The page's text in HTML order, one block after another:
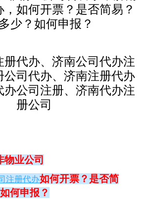
如何开票？是否简易？
少？如何申报？
册代办、济南公司代办注
公司代办、济南注册代办
办公司注册、济南代办注
册公司
物业公司
注册代办如何开票？是否简
何申报？